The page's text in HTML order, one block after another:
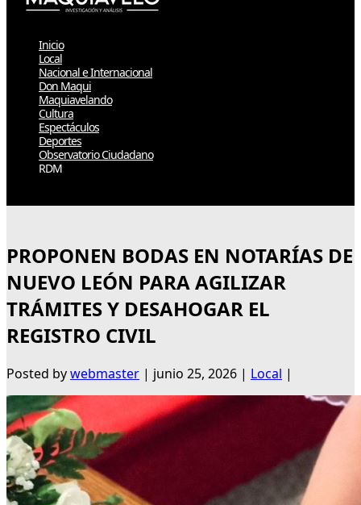
Inicio
Local
Nacional e Internacional
Don Maqui
Maquiavelando
Cultura
Espectáculos
Deportes
Observatorio Ciudadano
RDM
PROPONEN BODAS EN NOTARÍAS DE
NUEVO LEÓN PARA AGILIZAR
TRÁMITES Y DESAHOGAR EL
REGISTRO CIVIL
Posted bywebmaster | junio 25, 2026 | Local |